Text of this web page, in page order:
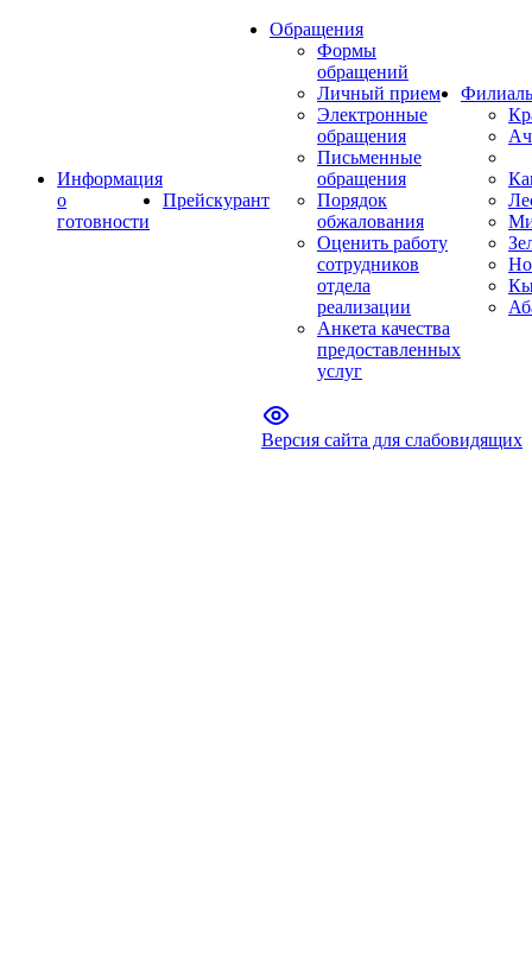
Информация
о
готовности
Прейскурант
Обращения
Формы
обращений
Личный прием
Электронные
обращения
Письменные
обращения
Порядок
обжалования
Оценить работу
сотрудников
отдела
реализации
Анкета качества
предоставленных
услуг
Версия сайта для слабовидящих